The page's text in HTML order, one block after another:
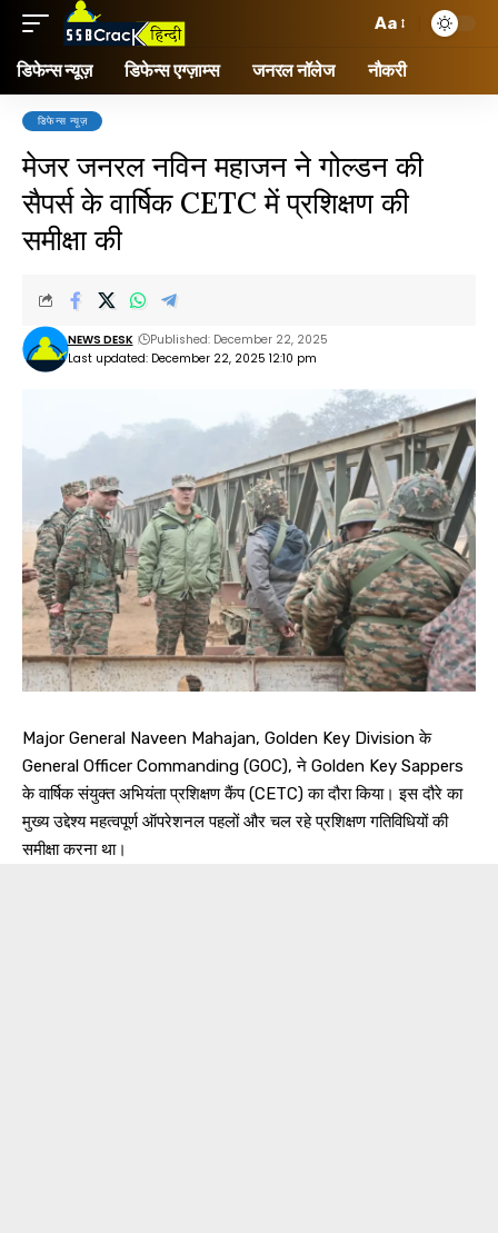
Aa
डिफेन्स न्यूज़ डिफेन्स एग्ज़ाम्स जनरल नॉलेज नौकरी
डिफेन्स न्यूज़
मेजर जनरल नविन महाजन ने गोल्डन की
सैपर्स के वार्षिक CETC में प्रशिक्षण की
समीक्षा की
Last updated: December 22, 2025 12:10 pm
NEWS DESK Published: December 22, 2025
Major General Naveen Mahajan, Golden Key Division के
General Officer Commanding (GOC), ने Golden Key Sappers
के वार्षिक संयुक्त अभियंता प्रशिक्षण कैंप (CETC) का दौरा किया। इस दौरे का
मुख्य उद्देश्य महत्वपूर्ण ऑपरेशनल पहलों और चल रहे प्रशिक्षण गतिविधियों की
समीक्षा करना था।